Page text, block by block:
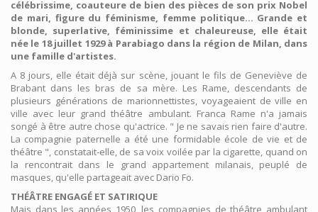
célébrissime, coauteure de bien des pièces de son prix Nobel
de mari, figure du féminisme, femme politique... Grande et
blonde, superlative, féminissime et chaleureuse, elle était
née le 18 juillet 1929 à Parabiago dans la région de Milan, dans
une famille d'artistes.
A 8 jours, elle était déjà sur scène, jouant le fils de Geneviève de
Brabant dans les bras de sa mère. Les Rame, descendants de
plusieurs générations de marionnettistes, voyageaient de ville en
ville avec leur grand théâtre ambulant. Franca Rame n'a jamais
songé à être autre chose qu'actrice. " Je ne savais rien faire d'autre.
La compagnie paternelle a été une formidable école de vie et de
théâtre ", constatait-elle, de sa voix voilée par la cigarette, quand on
la rencontrait dans le grand appartement milanais, peuplé de
masques, qu'elle partageait avec Dario Fo.
THÉÂTRE ENGAGÉ ET SATIRIQUE
Mais dans les années 1950, les compagnies de théâtre ambulant